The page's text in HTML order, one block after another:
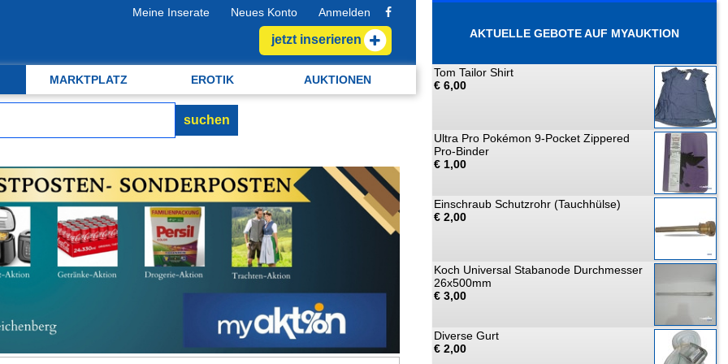
Meine Inserate Neues Konto Anmelden
jetzt inserieren
MARKTPLATZ EROTIK AUKTIONEN
suchen
AKTUELLE GEBOTE AUF MYAUKTION
Tom Tailor Shirt
€ 6,00
Ultra Pro Pokémon 9-Pocket Zippered
Pro-Binder
€ 1,00
Einschraub Schutzrohr (Tauchhülse)
€ 2,00
Koch Universal Stabanode Durchmesser
26x500mm
€ 3,00
Diverse Gurt
€ 2,00